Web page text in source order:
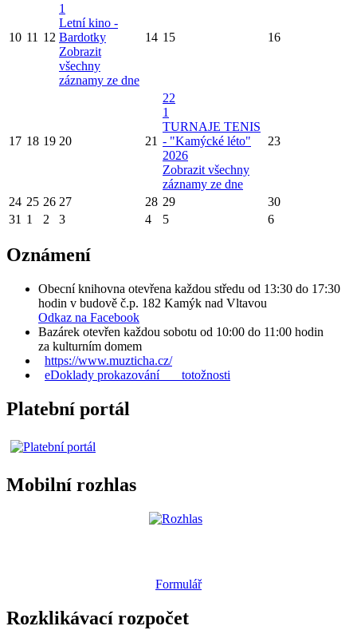
10 11 12
1
Letní kino -
Bardotky
Zobrazit
všechny
záznamy ze dne
14 15 16
17 18 19 20 21
22
1
TURNAJE TENIS
- "Kamýcké léto"
2026
Zobrazit všechny
záznamy ze dne
23
24 25 26 27 28 29
30
31 1 2 3 4 5 6
Oznámení
Obecní knihovna otevřena každou středu od 13:30 do 17:30
hodin v budově č.p. 182 Kamýk nad Vltavou
Odkaz na Facebook
Bazárek otevřen každou sobotu od 10:00 do 11:00 hodin
za kulturním domem
https://www.muzticha.cz/
eDoklady prokazování totožnosti
Platební portál
Mobilní rozhlas
Formulář
Rozklikávací rozpočet